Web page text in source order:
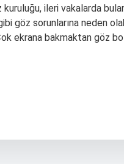
ileri vakalarda
göz sorunlarına neden
ekrana bakmaktan göz